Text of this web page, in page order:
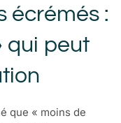
écrémés :
qui peut
que « moins de